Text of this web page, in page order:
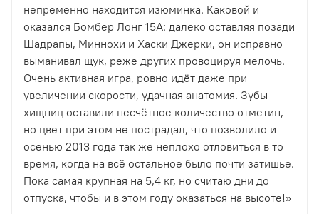
непременно находится изюминка. Каковой и
оказался Бомбер Лонг 15А: далеко оставляя позади
Шадрапы, Миннохи и Хаски Джерки, он исправно
выманивал щук, реже других провоцируя мелочь.
Очень активная игра, ровно идёт даже при
увеличении скорости, удачная анатомия. Зубы
хищниц оставили несчётное количество отметин,
но цвет при этом не пострадал, что позволило и
осенью 2013 года так же неплохо отловиться в то
время, когда на всё остальное было почти затишье.
Пока самая крупная на 5,4 кг, но считаю дни до
отпуска, чтобы и в этом году оказаться на высоте!»